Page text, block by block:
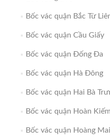
Bốc vác quận Bắc Từ
Bốc vác quận Cầu Giấy
Bốc vác quận Đống Đa
Bốc vác quận Hà Đông
Bốc vác quận Hai Bà
Bốc vác quận Hoàn Kiếm
Bốc vác quận Hoàng Mai